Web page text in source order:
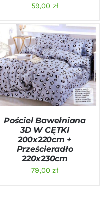
59,00 zł
DODAJ DO KOSZYKA
/
SZCZEGÓŁY
Pościel Bawełniana
3D W CĘTKI
200x220cm +
Prześcieradło
220x230cm
79,00zł